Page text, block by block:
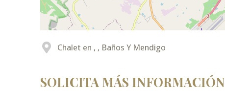
Chalet en , , Baños Y Mendigo
SOLICITA MÁS INFORMACIÓN